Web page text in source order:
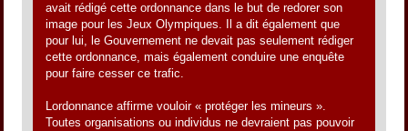
avait rédigé cette ordonnance dans le but de redorer son
image pour les Jeux Olympiques. Il a dit également que
pour lui, le Gouvernement ne devait pas seulement rédiger
cette ordonnance, mais également conduire une enquête
pour faire cesser ce trafic.
Lordonnance affirme vouloir « protéger les mineurs ».
Toutes organisations ou individus ne devraient pas pouvoir